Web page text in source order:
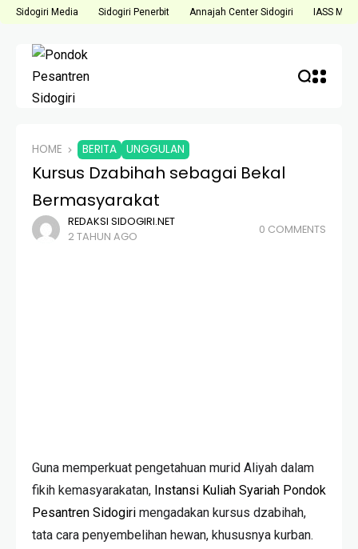
Sidogiri Media Sidogiri Penerbit Annajah Center Sidogiri IASS
HOME BERITA UNGGULAN
Kursus Dzabihah sebagai Bekal
Bermasyarakat
REDAKSI SIDOGIRI.NET
2 TAHUN AGO
0 COMMENTS
Guna memperkuat pengetahuan murid Aliyah dalam
fikih kemasyarakatan, Instansi Kuliah Syariah Pondok
Pesantren Sidogiri mengadakan kursus dzabihah,
tata cara penyembelihan hewan, khususnya kurban.